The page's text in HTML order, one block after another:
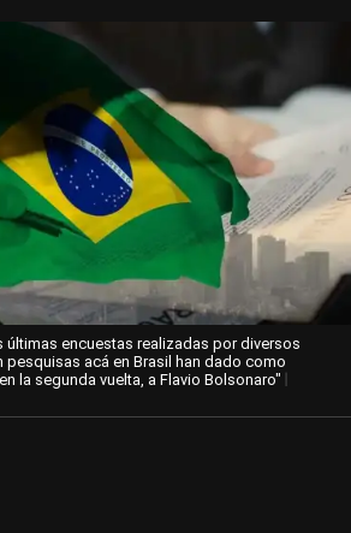
últimas encuestas realizadas por diversos
pesquisas acá en Brasil han dado como
la segunda vuelta, a Flavio Bolsonaro" |